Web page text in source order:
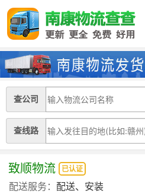
查公司
查线路
致顺物流 已认证
配送服务： 配送、安装